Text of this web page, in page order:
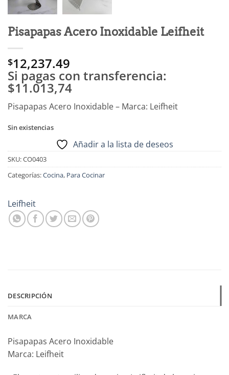
Pisapapas Acero Inoxidable Leifheit
$12,237.49
Si pagas con transferencia:
$11.013,74
Pisapapas Acero Inoxidable – Marca: Leifheit
Sin existencias
Añadir a la lista de deseos
SKU:CO0403
Categorías:Cocina, Para Cocinar
Leifheit
DESCRIPCIÓN
MARCA
Pisapapas Acero Inoxidable
Marca: Leifheit